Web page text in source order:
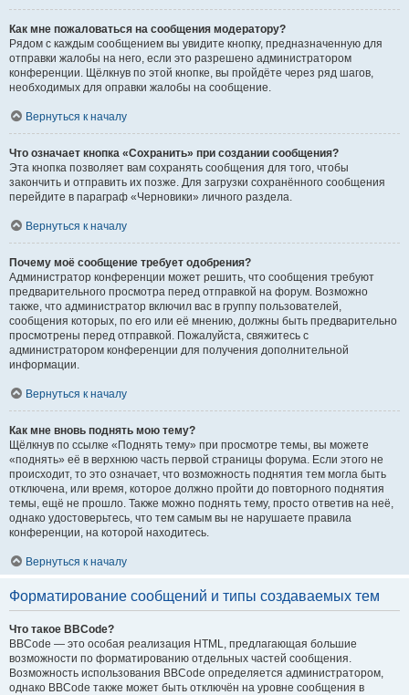
Как мне пожаловаться на сообщения модератору?
Рядом с каждым сообщением вы увидите кнопку, предназначенную для
отправки жалобы на него, если это разрешено администратором
конференции. Щёлкнув по этой кнопке, вы пройдёте через ряд шагов,
необходимых для оправки жалобы на сообщение.
Вернуться к началу
Что означает кнопка «Сохранить» при создании сообщения?
Эта кнопка позволяет вам сохранять сообщения для того, чтобы
закончить и отправить их позже. Для загрузки сохранённого сообщения
перейдите в параграф «Черновики» личного раздела.
Вернуться к началу
Почему моё сообщение требует одобрения?
Администратор конференции может решить, что сообщения требуют
предварительного просмотра перед отправкой на форум. Возможно
также, что администратор включил вас в группу пользователей,
сообщения которых, по его или её мнению, должны быть предварительно
просмотрены перед отправкой. Пожалуйста, свяжитесь с
администратором конференции для получения дополнительной
информации.
Вернуться к началу
Как мне вновь поднять мою тему?
Щёлкнув по ссылке «Поднять тему» при просмотре темы, вы можете
«поднять» её в верхнюю часть первой страницы форума. Если этого не
происходит, то это означает, что возможность поднятия тем могла быть
отключена, или время, которое должно пройти до повторного поднятия
темы, ещё не прошло. Также можно поднять тему, просто ответив на неё,
однако удостоверьтесь, что тем самым вы не нарушаете правила
конференции, на которой находитесь.
Вернуться к началу
Форматирование сообщений и типы создаваемых тем
Что такое BBCode?
BBCode — это особая реализация HTML, предлагающая большие
возможности по форматированию отдельных частей сообщения.
Возможность использования BBCode определяется администратором,
однако BBCode также может быть отключён на уровне сообщения в